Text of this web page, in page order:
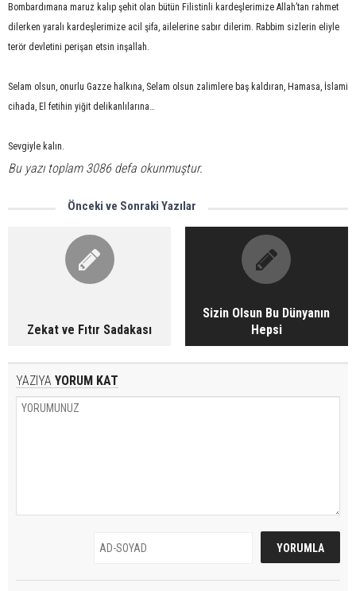
Bombardımana maruz kalıp şehit olan bütün Filistinli kardeşlerimize Allah’tan rahmet
dilerken yaralı kardeşlerimize acil şifa, ailelerine sabır dilerim. Rabbim sizlerin eliyle
terör devletini perişan etsin inşallah.
Selam olsun, onurlu Gazze halkına, Selam olsun zalimlere baş kaldıran, Hamasa, İslami
cihada, El fetihin yiğit delikanlılarına…
Sevgiyle kalın.
Bu yazı toplam 3086 defa okunmuştur.
Önceki ve Sonraki Yazılar
Zekat ve Fıtır Sadakası
Sizin Olsun Bu Dünyanın
Hepsi
YAZIYA YORUM KAT